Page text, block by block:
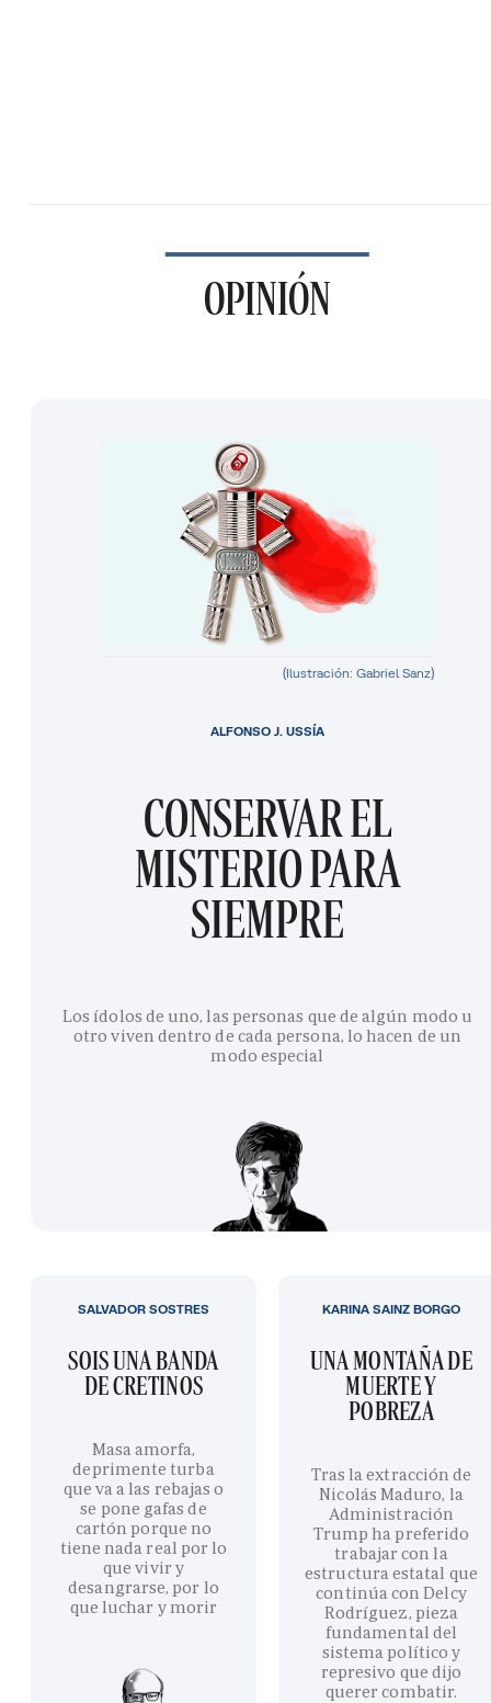
OPINIÓN
(Ilustración: Gabriel Sanz)
CONSERVAR EL
MISTERIO PARA
SIEMPRE
Los ídolos de uno, las personas que de algún modo u
otro viven dentro de cada persona, lo hacen de un
modo especial
ALFONSO J. USSÍA
SOIS UNA BANDA
DE CRETINOS
Masa amorfa,
deprimente turba
que va a las rebajas o
se pone gafas de
cartón porque no
tiene nada real por lo
que vivir y
desangrarse, por lo
que luchar y morir
SALVADOR SOSTRES
UNA MONTAÑA DE
MUERTE Y
POBREZA
Tras la extracción de
Nicolás Maduro, la
Administración
Trump ha preferido
trabajar con la
estructura estatal que
continúa con Delcy
Rodríguez, pieza
fundamental del
sistema político y
represivo que dijo
querer combatir.
KARINA SAINZ BORGO